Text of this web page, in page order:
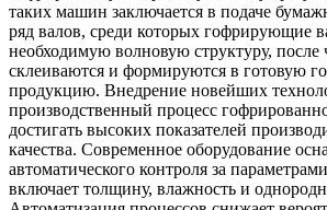
таких машин заключается в подаче
ряд валов, среди которых гофрирующие
необходимую волновую структуру, после
склеиваются и формируются в готовую
продукцию. Внедрение новейших
производственный процесс
достигать высоких показателей
качества. Современное оборудование
автоматического контроля за
включает толщину, влажность и